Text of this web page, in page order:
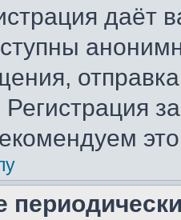
даёт
Регистрация